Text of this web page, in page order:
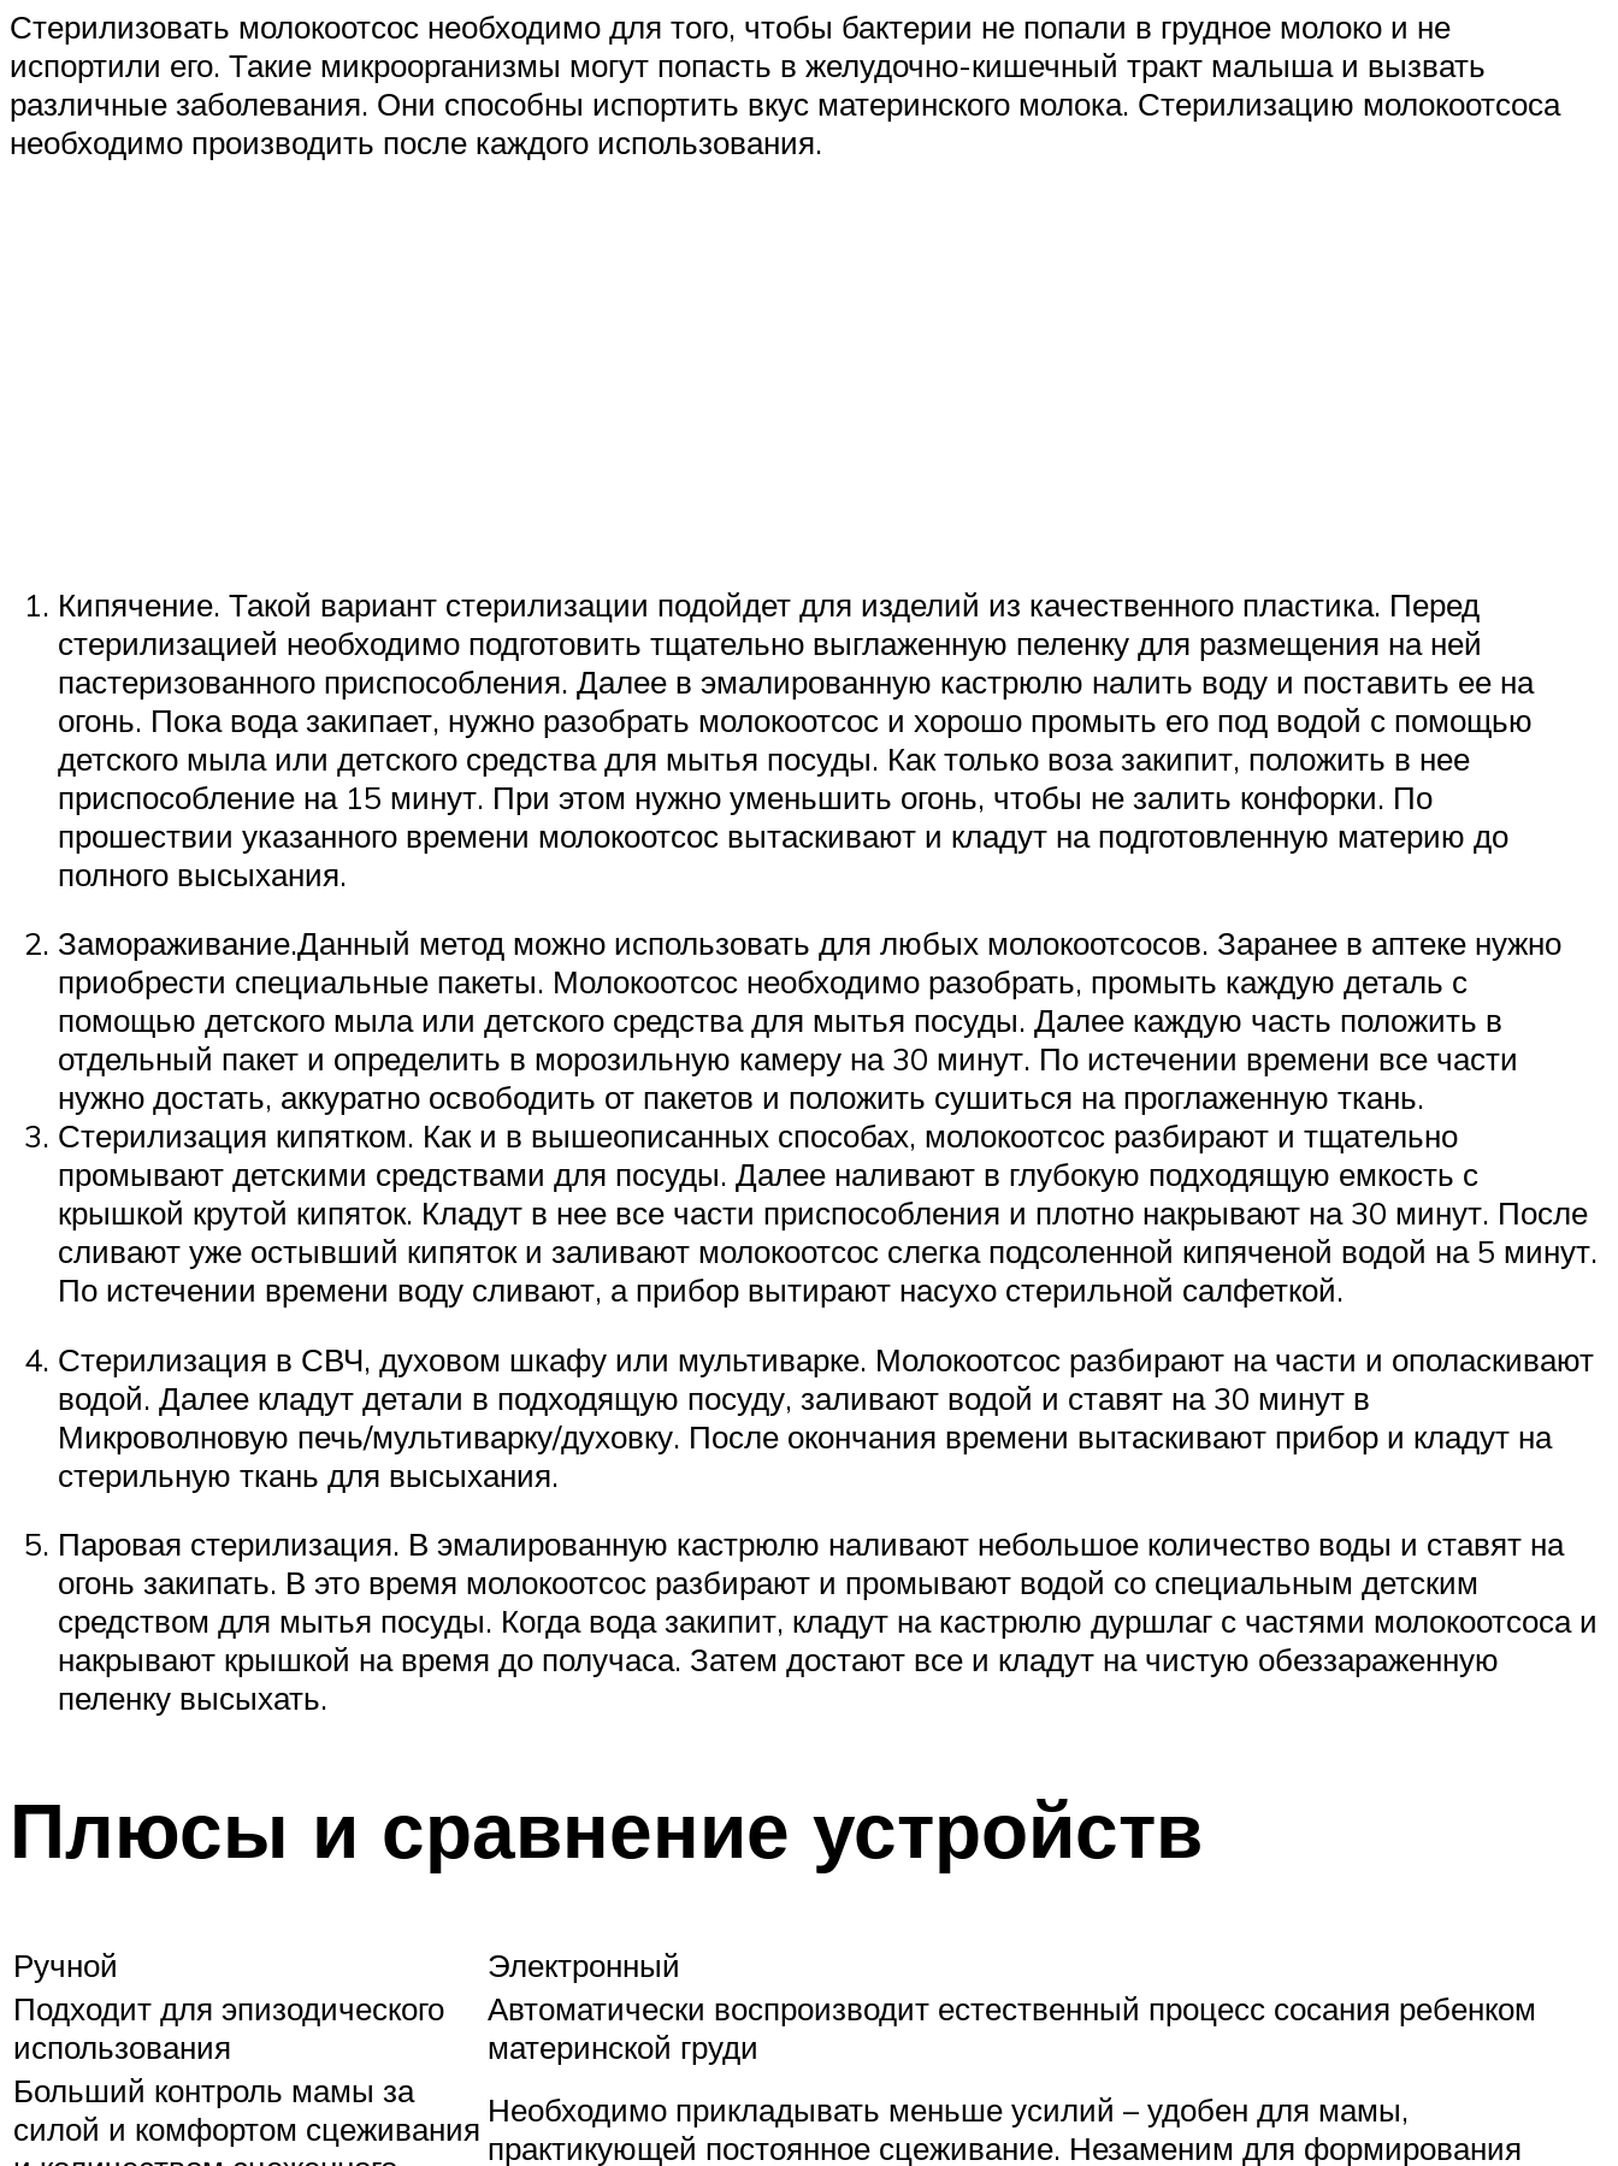
Стерилизовать молокоотсос необходимо для того, чтобы бактерии не попали в грудное молоко и не
испортили его. Такие микроорганизмы могут попасть в желудочно-кишечный тракт малыша и вызвать
различные заболевания. Они способны испортить вкус материнского молока. Стерилизацию молокоотсоса
необходимо производить после каждого использования.
Кипячение. Такой вариант стерилизации подойдет для изделий из качественного пластика. Перед
стерилизацией необходимо подготовить тщательно выглаженную пеленку для размещения на ней
пастеризованного приспособления. Далее в эмалированную кастрюлю налить воду и поставить ее на
огонь. Пока вода закипает, нужно разобрать молокоотсос и хорошо промыть его под водой с помощью
детского мыла или детского средства для мытья посуды. Как только воза закипит, положить в нее
приспособление на 15 минут. При этом нужно уменьшить огонь, чтобы не залить конфорки. По
прошествии указанного времени молокоотсос вытаскивают и кладут на подготовленную материю до
полного высыхания.
Замораживание.Данный метод можно использовать для любых молокоотсосов. Заранее в аптеке нужно
приобрести специальные пакеты. Молокоотсос необходимо разобрать, промыть каждую деталь с
помощью детского мыла или детского средства для мытья посуды. Далее каждую часть положить в
отдельный пакет и определить в морозильную камеру на 30 минут. По истечении времени все части
нужно достать, аккуратно освободить от пакетов и положить сушиться на проглаженную ткань.
Стерилизация кипятком. Как и в вышеописанных способах, молокоотсос разбирают и тщательно
промывают детскими средствами для посуды. Далее наливают в глубокую подходящую емкость с
крышкой крутой кипяток. Кладут в нее все части приспособления и плотно накрывают на 30 минут. После
сливают уже остывший кипяток и заливают молокоотсос слегка подсоленной кипяченой водой на 5 минут.
По истечении времени воду сливают, а прибор вытирают насухо стерильной салфеткой.
Стерилизация в СВЧ, духовом шкафу или мультиварке. Молокоотсос разбирают на части и ополаскивают
водой. Далее кладут детали в подходящую посуду, заливают водой и ставят на 30 минут в
Микроволновую печь/мультиварку/духовку. После окончания времени вытаскивают прибор и кладут на
стерильную ткань для высыхания.
Паровая стерилизация. В эмалированную кастрюлю наливают небольшое количество воды и ставят на
огонь закипать. В это время молокоотсос разбирают и промывают водой со специальным детским
средством для мытья посуды. Когда вода закипит, кладут на кастрюлю дуршлаг с частями молокоотсоса и
накрывают крышкой на время до получаса. Затем достают все и кладут на чистую обеззараженную
пеленку высыхать.
Плюсы и сравнение устройств
Ручной
Электронный
Подходит для эпизодического
использования
Автоматически воспроизводит естественный процесс сосания ребенком
материнской груди
Больший контроль мамы за
силой и комфортом сцеживания Необходимо прикладывать меньше усилий – удобен для мамы,
практикующей постоянное сцеживание. Незаменим для формирования